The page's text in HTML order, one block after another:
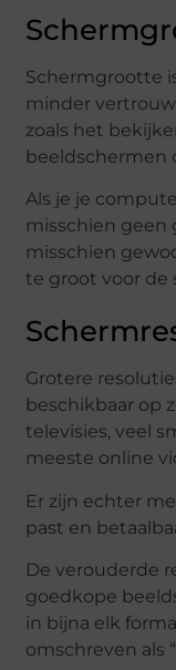
Schermgrootte
minder
zoals het
beeldschermen
Als je je
misschien geen
misschien
te groot voor de
Grotere
beschikbaar op
televisies, veel
meeste online
Er zijn echter
past en
De verouderde
goedkope
in bijna elk
omschreven als